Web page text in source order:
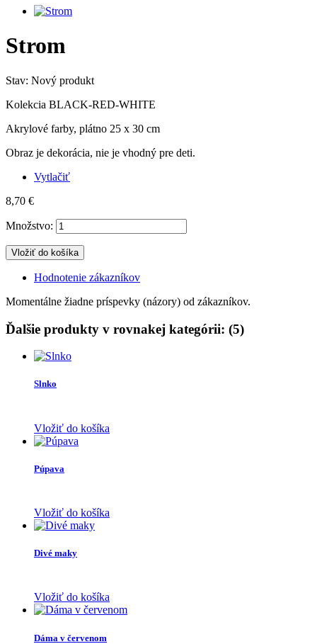
Strom
Stav: Nový produkt
Kolekcia BLACK-RED-WHITE
Akrylové farby, plátno 25 x 30 cm
Obraz je dekorácia, nie je vhodný pre deti.
Vytlačiť
8,70 €
Množstvo:
Vložiť do košíka
Hodnotenie zákazníkov
Momentálne žiadne príspevky (názory) od zákazníkov.
Ďalšie produkty v rovnakej kategórii: (5)
Slnko
Vložiť do košíka
Púpava
Vložiť do košíka
Divé maky
Vložiť do košíka
Dáma v červenom